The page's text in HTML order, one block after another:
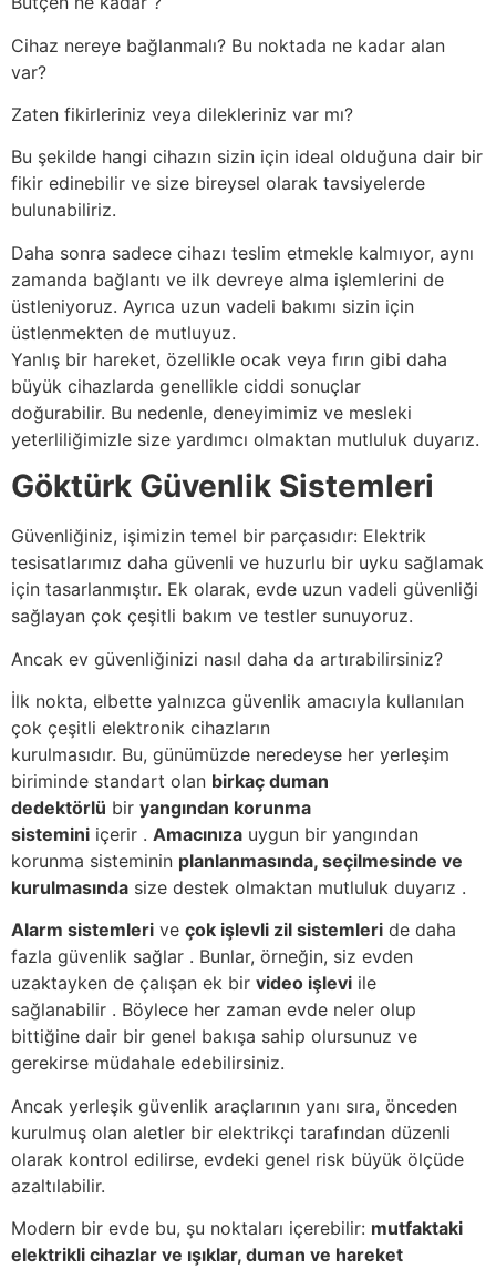
Cihaz nereye bağlanmalı? Bu noktada ne kadar alan
var?
Zaten fikirleriniz veya dilekleriniz var mı?
Bu şekilde hangi cihazın sizin için ideal olduğuna dair bir
fikir edinebilir ve size bireysel olarak tavsiyelerde
bulunabiliriz.
Daha sonra sadece cihazı teslim etmekle kalmıyor, aynı
zamanda bağlantı ve ilk devreye alma işlemlerini de
üstleniyoruz. Ayrıca uzun vadeli bakımı sizin için
üstlenmekten de mutluyuz.
Yanlış bir hareket, özellikle ocak veya fırın gibi daha
büyük cihazlarda genellikle ciddi sonuçlar
doğurabilir. Bu nedenle, deneyimimiz ve mesleki
yeterliliğimizle size yardımcı olmaktan mutluluk duyarız.
Göktürk Güvenlik Sistemleri
Güvenliğiniz, işimizin temel bir parçasıdır: Elektrik
tesisatlarımız daha güvenli ve huzurlu bir uyku sağlamak
için tasarlanmıştır. Ek olarak, evde uzun vadeli güvenliği
sağlayan çok çeşitli bakım ve testler sunuyoruz.
Ancak ev güvenliğinizi nasıl daha da artırabilirsiniz?
İlk nokta, elbette yalnızca güvenlik amacıyla kullanılan
çok çeşitli elektronik cihazların
kurulmasıdır. Bu, günümüzde neredeyse her yerleşim
biriminde standart olan birkaç duman
dedektörlü bir yangından korunma
sistemini içerir . Amacınıza uygun bir yangından
korunma sisteminin planlanmasında, seçilmesinde ve
kurulmasında size destek olmaktan mutluluk duyarız .
Alarm sistemleri ve çok işlevli zil sistemleri de daha
fazla güvenlik sağlar . Bunlar, örneğin, siz evden
uzaktayken de çalışan ek bir video işlevi ile
sağlanabilir . Böylece her zaman evde neler olup
bittiğine dair bir genel bakışa sahip olursunuz ve
gerekirse müdahale edebilirsiniz.
Ancak yerleşik güvenlik araçlarının yanı sıra, önceden
kurulmuş olan aletler bir elektrikçi tarafından düzenli
olarak kontrol edilirse, evdeki genel risk büyük ölçüde
azaltılabilir.
Modern bir evde bu, şu noktaları içerebilir: mutfaktaki
elektrikli cihazlar ve ışıklar, duman ve hareket